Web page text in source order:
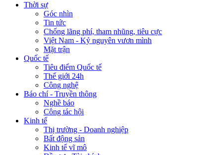
Thời sự
Góc nhìn
Tin tức
Chống lãng phí, tham nhũng, tiêu cực
Việt Nam - Kỷ nguyên vươn mình
Mặt trận
Quốc tế
Tiêu điểm Quốc tế
Thế giới 24h
Công nghệ
Báo chí - Truyền thông
Nghề báo
Công tác hội
Kinh tế
Thị trường - Doanh nghiệp
Bất động sản
Kinh tế vĩ mô